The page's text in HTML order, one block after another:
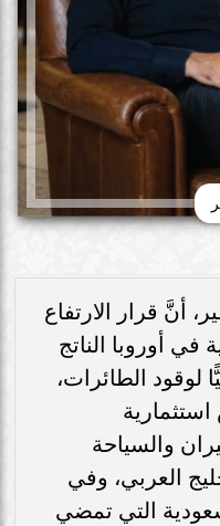
أنَّ قرار الارتفاع
في أوروبا الناتج
لوقود الطائرات،
والسياحة
العربي، وفي
التي تمضي